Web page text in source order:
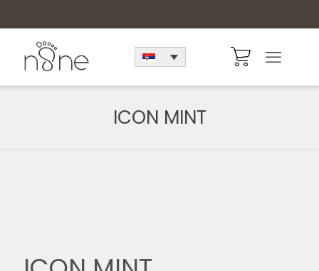
ICON MINT